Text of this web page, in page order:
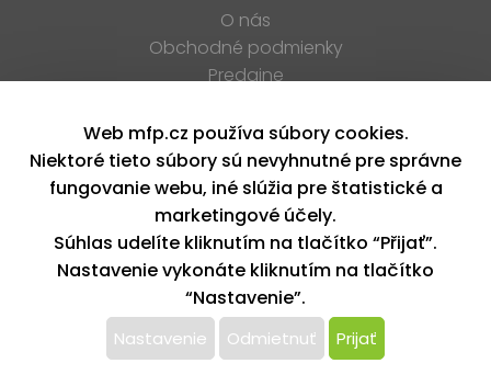
O nás
Obchodné podmienky
Predajne
K stiahnutiu
Blog
Kontakt
Kariéra
XML feed
Copyright © 2026, MFP paper s. r. o. | Všetky práva vyhradené
design by MFP
Tento web používa k poskytovaniu služieb,
Web mfp.cz používa súbory cookies.
Niektoré tieto súbory sú nevyhnutné pre správne
fungovanie webu, iné slúžia pre štatistické a
marketingové účely.
Súhlas udelíte kliknutím na tlačítko “Přijať”.
Nastavenie vykonáte kliknutím na tlačítko
“Nastavenie”.
Nastavenie Odmietnuť Prijať